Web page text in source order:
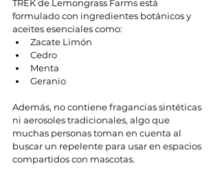
TREK de Lemongrass Farms está
formulado con ingredientes botánicos y
aceites esenciales como:
Zacate Limón
Cedro
Menta
Geranio
Además, no contiene fragancias sintéticas
ni aerosoles tradicionales, algo que
muchas personas toman en cuenta al
buscar un repelente para usar en espacios
compartidos con mascotas.